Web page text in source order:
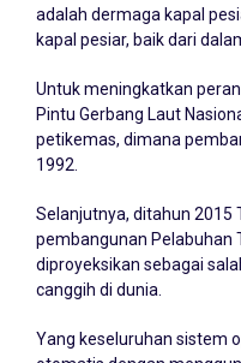
adalah dermaga kapal
kapal pesiar, baik dari
Untuk meningkatkan
Pintu Gerbang Laut
petikemas, dimana
1992.
Selanjutnya, ditahun 2015
pembangunan Pelabuhan
diproyeksikan sebagai
canggih di dunia.
Yang keseluruhan sistem